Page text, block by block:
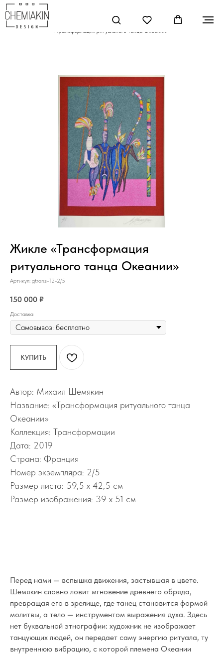
Главная Тиражная графика Жикле »
«Трансформация ритуального танца Океании»
Жикле «Трансформация
ритуального танца Океании»
Артикул: gtrans-12-2/5
150 000 ₽
Доставка
КУПИТЬ
Автор: Михаил Шемякин
Название: «Трансформация ритуального танца
Океании»
Коллекция: Трансформации
Дата: 2019
Страна: Франция
Номер экземпляра: 2/5
Размер листа: 59,5 x 42,5 cм
Размер изображения: 39 x 51 см
Перед нами — вспышка движения, застывшая в цвете.
Шемякин словно ловит мгновение древнего обряда,
превращая его в зрелище, где танец становится формой
молитвы, а тело — инструментом выражения духа. Здесь
нет буквальной этнографии: художник не изображает
танцующих людей, он передает саму энергию ритуала, ту
внутреннюю вибрацию, с которой племена Океании